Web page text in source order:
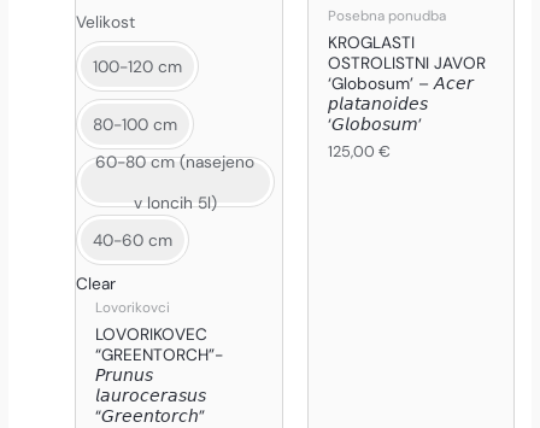
Velikost
100-120 cm
80-100 cm
60-80 cm (nasejeno
v loncih 5l)
40-60 cm
Clear
Lovorikovci
LOVORIKOVEC
“GREENTORCH”-
𝘗𝘳𝘶𝘯𝘶𝘴
𝘭𝘢𝘶𝘳𝘰𝘤𝘦𝘳𝘢𝘴𝘶𝘴
“𝘎𝘳𝘦𝘦𝘯𝘵𝘰𝘳𝘤𝘩”
izberete
na
strani
izdelka
Posebna ponudba
KROGLASTI
OSTROLISTNI JAVOR
‘Globosum’ – 𝘈𝘤𝘦𝘳
𝘱𝘭𝘢𝘵𝘢𝘯𝘰𝘪𝘥𝘦𝘴
‘𝘎𝘭𝘰𝘣𝘰𝘴𝘶𝘮’
125,00 €